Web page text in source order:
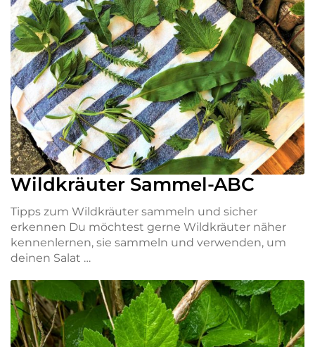
Wildkräuter Sammel-ABC
Tipps zum Wildkräuter sammeln und sicher
erkennen Du möchtest gerne Wildkräuter näher
kennenlernen, sie sammeln und verwenden, um
deinen Salat …